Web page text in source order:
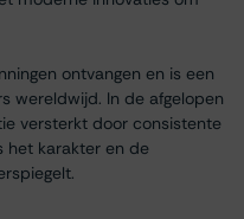
ontvangen en is een
wereldwijd. In de afgelopen
versterkt door consistente
het karakter en de